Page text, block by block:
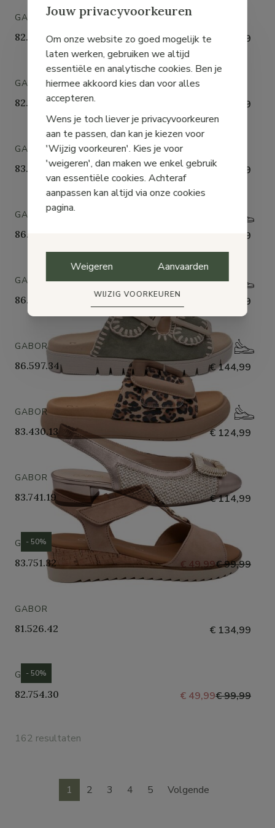
GABOR
82.761.30 € 99,99
GABOR
82.761.57 € 99,99
GABOR
83.700.60 € 89,99
GABOR
86.336.52 € 129,99
GABOR
86.336.34 € 129,99
GABOR
86.597.34 € 144,99
GABOR
83.430.13 € 124,99
GABOR
83.741.19 € 114,99
GABOR
83.751.32 € 49,99€ 99,99
- 50%
GABOR
81.526.42 € 134,99
GABOR
82.754.30 € 49,99€ 99,99
- 50%
162 resultaten
1 2 3 4 5 Volgende
Jouw privacyvoorkeuren
Om onze website zo goed mogelijk te
laten werken, gebruiken we altijd
essentiële en analytische cookies. Ben je
hiermee akkoord kies dan voor alles
accepteren.
Wens je toch liever je privacyvoorkeuren
aan te passen, dan kan je kiezen voor
'Wijzig voorkeuren'. Kies je voor
'weigeren', dan maken we enkel gebruik
van essentiële cookies. Achteraf
aanpassen kan altijd via onze cookies
pagina.
Weigeren Aanvaarden
WIJZIG VOORKEUREN